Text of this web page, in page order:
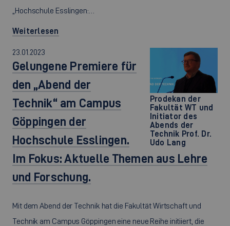
„Hochschule Esslingen:…
Weiterlesen
Prodekan der
Fakultät WT und
Initiator des
Abends der
Technik Prof. Dr.
Udo Lang
23.01.2023
Gelungene Premiere für
den „Abend der
Technik“ am Campus
Göppingen der
Hochschule Esslingen.
Im Fokus: Aktuelle Themen aus Lehre
und Forschung.
Mit dem Abend der Technik hat die Fakultät Wirtschaft und
Technik am Campus Göppingen eine neue Reihe initiiert, die